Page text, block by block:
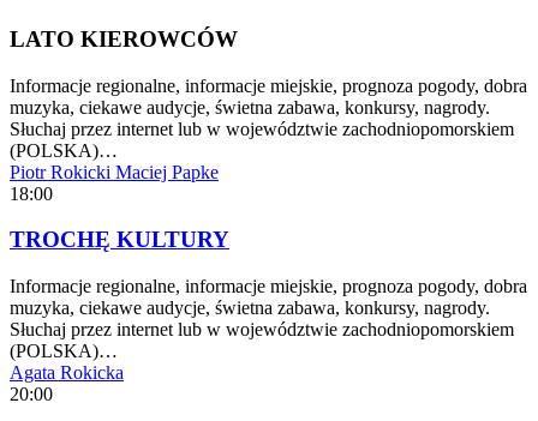
LATO KIEROWCÓW
Informacje regionalne, informacje miejskie, prognoza pogody, dobra
muzyka, ciekawe audycje, świetna zabawa, konkursy, nagrody.
Słuchaj przez internet lub w województwie zachodniopomorskiem
(POLSKA)…
Piotr Rokicki Maciej Papke
18:00
TROCHĘ KULTURY
Informacje regionalne, informacje miejskie, prognoza pogody, dobra
muzyka, ciekawe audycje, świetna zabawa, konkursy, nagrody.
Słuchaj przez internet lub w województwie zachodniopomorskiem
(POLSKA)…
Agata Rokicka
20:00